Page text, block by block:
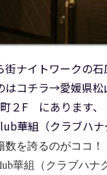
ナイトワークの
はコチラ→愛媛県松
２F にあります、
華組（クラブハ
を誇るのがココ！
華組（クラブハナ